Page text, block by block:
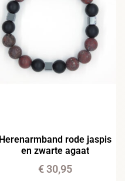
Herenarmband rode jaspis
en zwarte agaat
€30,95